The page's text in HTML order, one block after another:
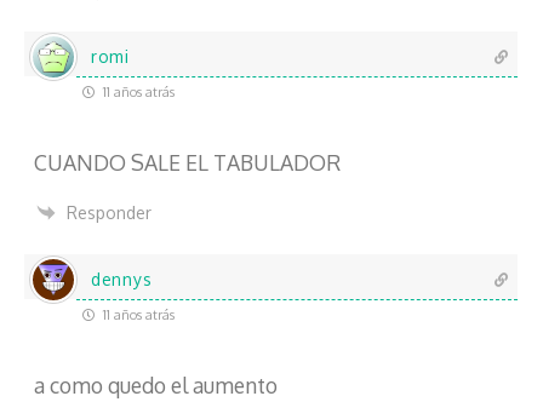
romi
11 años atrás
CUANDO SALE EL TABULADOR
Responder
dennys
11 años atrás
a como quedo el aumento